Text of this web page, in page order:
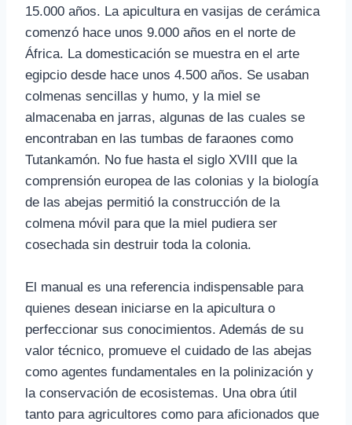
15.000 años. La apicultura en vasijas de cerámica
comenzó hace unos 9.000 años en el norte de
África. La domesticación se muestra en el arte
egipcio desde hace unos 4.500 años. Se usaban
colmenas sencillas y humo, y la miel se
almacenaba en jarras, algunas de las cuales se
encontraban en las tumbas de faraones como
Tutankamón. No fue hasta el siglo XVIII que la
comprensión europea de las colonias y la biología
de las abejas permitió la construcción de la
colmena móvil para que la miel pudiera ser
cosechada sin destruir toda la colonia.
El manual es una referencia indispensable para
quienes desean iniciarse en la apicultura o
perfeccionar sus conocimientos. Además de su
valor técnico, promueve el cuidado de las abejas
como agentes fundamentales en la polinización y
la conservación de ecosistemas. Una obra útil
tanto para agricultores como para aficionados que